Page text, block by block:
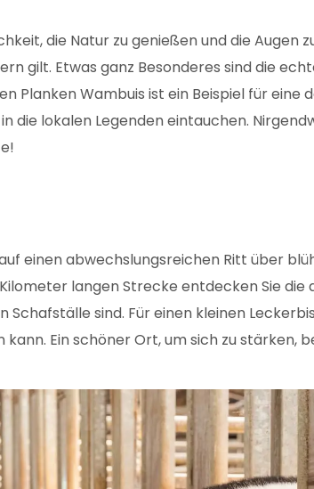
die Natur zu genießen und die
gilt. Etwas ganz Besonderes sind die
Planken Wambuis ist ein Beispiel für
die lokalen Legenden eintauchen.
einen abwechslungsreichen Ritt über
langen Strecke entdecken Sie
sind. Für einen kleinen
Ein schöner Ort, um sich zu stärken,